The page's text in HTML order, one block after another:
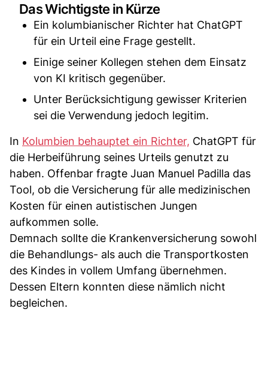
Das Wichtigste in Kürze
Ein kolumbianischer Richter hat ChatGPT
für ein Urteil eine Frage gestellt.
Einige seiner Kollegen stehen dem Einsatz
von KI kritisch gegenüber.
Unter Berücksichtigung gewisser Kriterien
sei die Verwendung jedoch legitim.
In Kolumbien behauptet ein Richter, ChatGPT für
die Herbeiführung seines Urteils genutzt zu
haben. Offenbar fragte Juan Manuel Padilla das
Tool, ob die Versicherung für alle medizinischen
Kosten für einen autistischen Jungen
aufkommen solle.
Demnach sollte die Krankenversicherung sowohl
die Behandlungs- als auch die Transportkosten
des Kindes in vollem Umfang übernehmen.
Dessen Eltern konnten diese nämlich nicht
begleichen.